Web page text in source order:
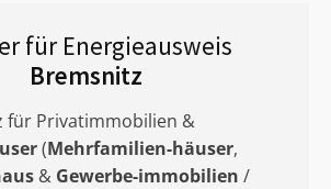
für Energieausweis
Bremsnitz
für Privatimmobilien &
(Mehrfamilien-häuser,
& Gewerbe-immobilien /